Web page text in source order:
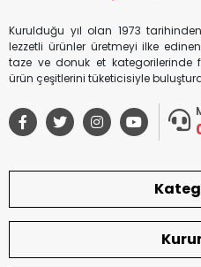
Kurulduğu yıl olan 1973
lezzetli ürünler üretmeyi ilke
taze ve donuk et kategorilerinde
ürün çeşitlerini tüketicisiyle